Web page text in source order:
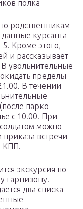
полка
родственникам
курсанта
Кроме этого,
и рассказывает
увольнительные
пределы
В течении
парко-
с 10.00. При
можно
приказа встречи
КПП.
экскурсия по
гарнизону.
два списка –